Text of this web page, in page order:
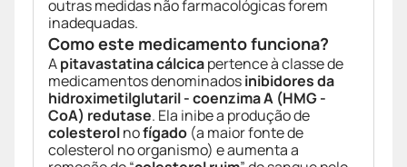
outras medidas não farmacológicas forem
inadequadas.
Como este medicamento funciona?
Apitavastatina cálcicapertence à classe de
medicamentos denominadosinibidores da
hidroximetilglutaril - coenzima A (HMG -
CoA) redutase. Ela inibe a produção de
colesterolnofígado (a maior fonte de
colesterol no organismo) e aumenta a